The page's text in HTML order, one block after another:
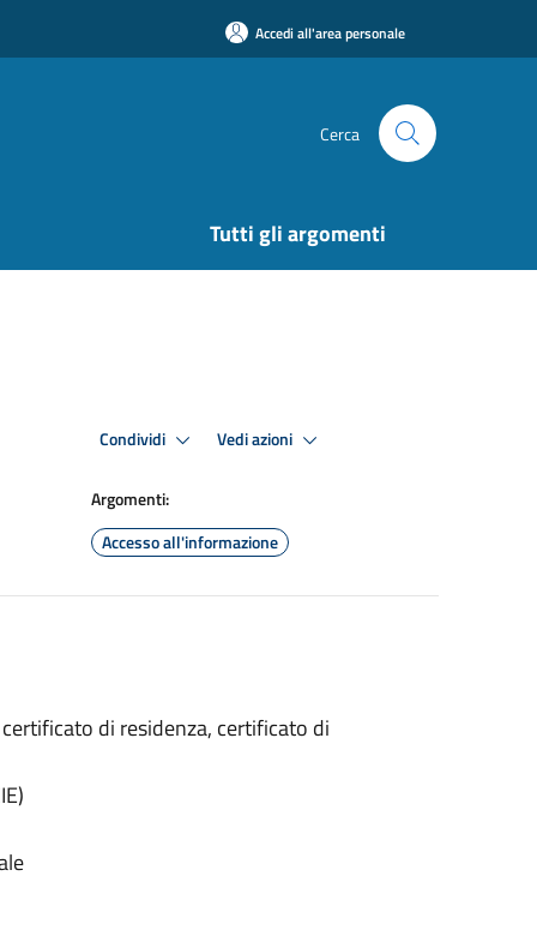
Accedi all'area personale
Cerca
Tutti gli argomenti
Condividi Vedi azioni
Argomenti:
Accesso all'informazione
di residenza, certificato di